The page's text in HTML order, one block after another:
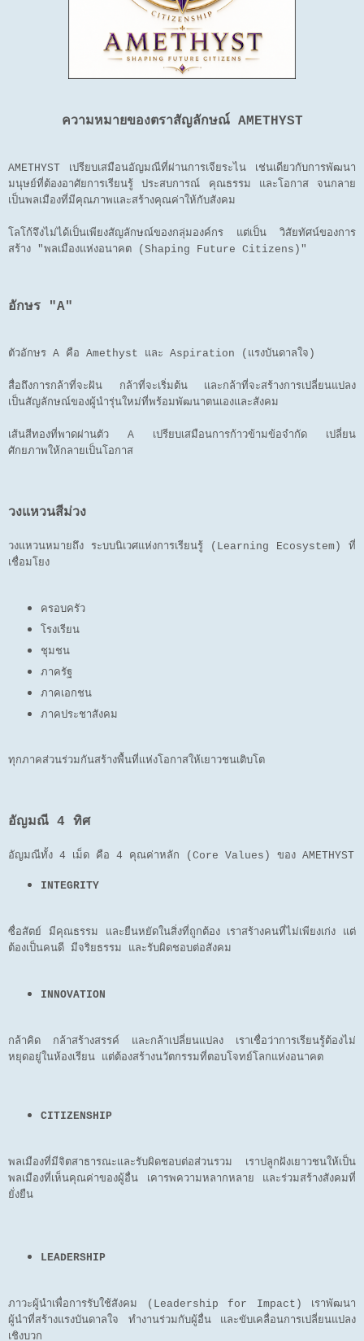
ความหมายของตราสัญลักษณ์ AMETHYST
AMETHYST เปรียบเสมือนอัญมณีที่ผ่านการเจียระไน เช่นเดียวกับการพัฒนา
มนุษย์ที่ต้องอาศัยการเรียนรู้ ประสบการณ์ คุณธรรม และโอกาส จนกลาย
เป็นพลเมืองที่มีคุณภาพและสร้างคุณค่าให้กับสังคม
โลโก้จึงไม่ได้เป็นเพียงสัญลักษณ์ของกลุ่มองค์กร แต่เป็น วิสัยทัศน์ของการ
สร้าง "พลเมืองแห่งอนาคต (Shaping Future Citizens)"
อักษร "A"
ตัวอักษร A คือ Amethyst และ Aspiration (แรงบันดาลใจ)
สื่อถึงการกล้าที่จะฝัน กล้าที่จะเริ่มต้น และกล้าที่จะสร้างการเปลี่ยนแปลง
เป็นสัญลักษณ์ของผู้นำรุ่นใหม่ที่พร้อมพัฒนาตนเองและสังคม
เส้นสีทองที่พาดผ่านตัว A เปรียบเสมือนการก้าวข้ามข้อจำกัด เปลี่ยน
ศักยภาพให้กลายเป็นโอกาส
วงแหวนสีม่วง
วงแหวนหมายถึง ระบบนิเวศแห่งการเรียนรู้ (Learning Ecosystem) ที่
เชื่อมโยง
ครอบครัว
โรงเรียน
ชุมชน
ภาครัฐ
ภาคเอกชน
ภาคประชาสังคม
ทุกภาคส่วนร่วมกันสร้างพื้นที่แห่งโอกาสให้เยาวชนเติบโต
อัญมณี 4 ทิศ
อัญมณีทั้ง 4 เม็ด คือ 4 คุณค่าหลัก (Core Values) ของ AMETHYST
INTEGRITY
ซื่อสัตย์ มีคุณธรรม และยืนหยัดในสิ่งที่ถูกต้อง เราสร้างคนที่ไม่เพียงเก่ง แต่
ต้องเป็นคนดี มีจริยธรรม และรับผิดชอบต่อสังคม
INNOVATION
กล้าคิด กล้าสร้างสรรค์ และกล้าเปลี่ยนแปลง เราเชื่อว่าการเรียนรู้ต้องไม่
หยุดอยู่ในห้องเรียน แต่ต้องสร้างนวัตกรรมที่ตอบโจทย์โลกแห่งอนาคต
CITIZENSHIP
พลเมืองที่มีจิตสาธารณะและรับผิดชอบต่อส่วนรวม เราปลูกฝังเยาวชนให้เป็น
พลเมืองที่เห็นคุณค่าของผู้อื่น เคารพความหลากหลาย และร่วมสร้างสังคมที่
ยั่งยืน
LEADERSHIP
ภาวะผู้นำเพื่อการรับใช้สังคม (Leadership for Impact) เราพัฒนา
ผู้นำที่สร้างแรงบันดาลใจ ทำงานร่วมกับผู้อื่น และขับเคลื่อนการเปลี่ยนแปลง
เชิงบวก